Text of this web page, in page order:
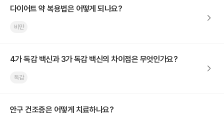
다이어트 약 복용법은 어떻게 되나요?
비만
4가 독감 백신과 3가 독감 백신의 차이점은 무엇인가요?
독감
안구 건조증은 어떻게 치료하나요?